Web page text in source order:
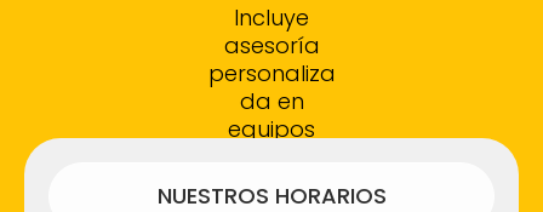
Incluye
asesoría
personaliza
da en
equipos
s.
NUESTROS HORARIOS